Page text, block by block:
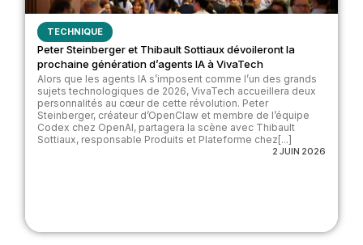
TECHNIQUE
Peter Steinberger et Thibault Sottiaux dévoileront la
prochaine génération d’agents IA à VivaTech
Alors que les agents IA s’imposent comme l’un des grands
sujets technologiques de 2026, VivaTech accueillera deux
personnalités au cœur de cette révolution. Peter
Steinberger, créateur d’OpenClaw et membre de l’équipe
Codex chez OpenAI, partagera la scène avec Thibault
Sottiaux, responsable Produits et Plateforme chez[...]
2 JUIN 2026